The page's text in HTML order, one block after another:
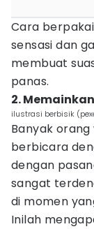
Cara
sensasi dan
membuat
panas.
2.
ilustrasi berbisik
Banyak
berbicara
dengan
sangat
di momen
Inilah